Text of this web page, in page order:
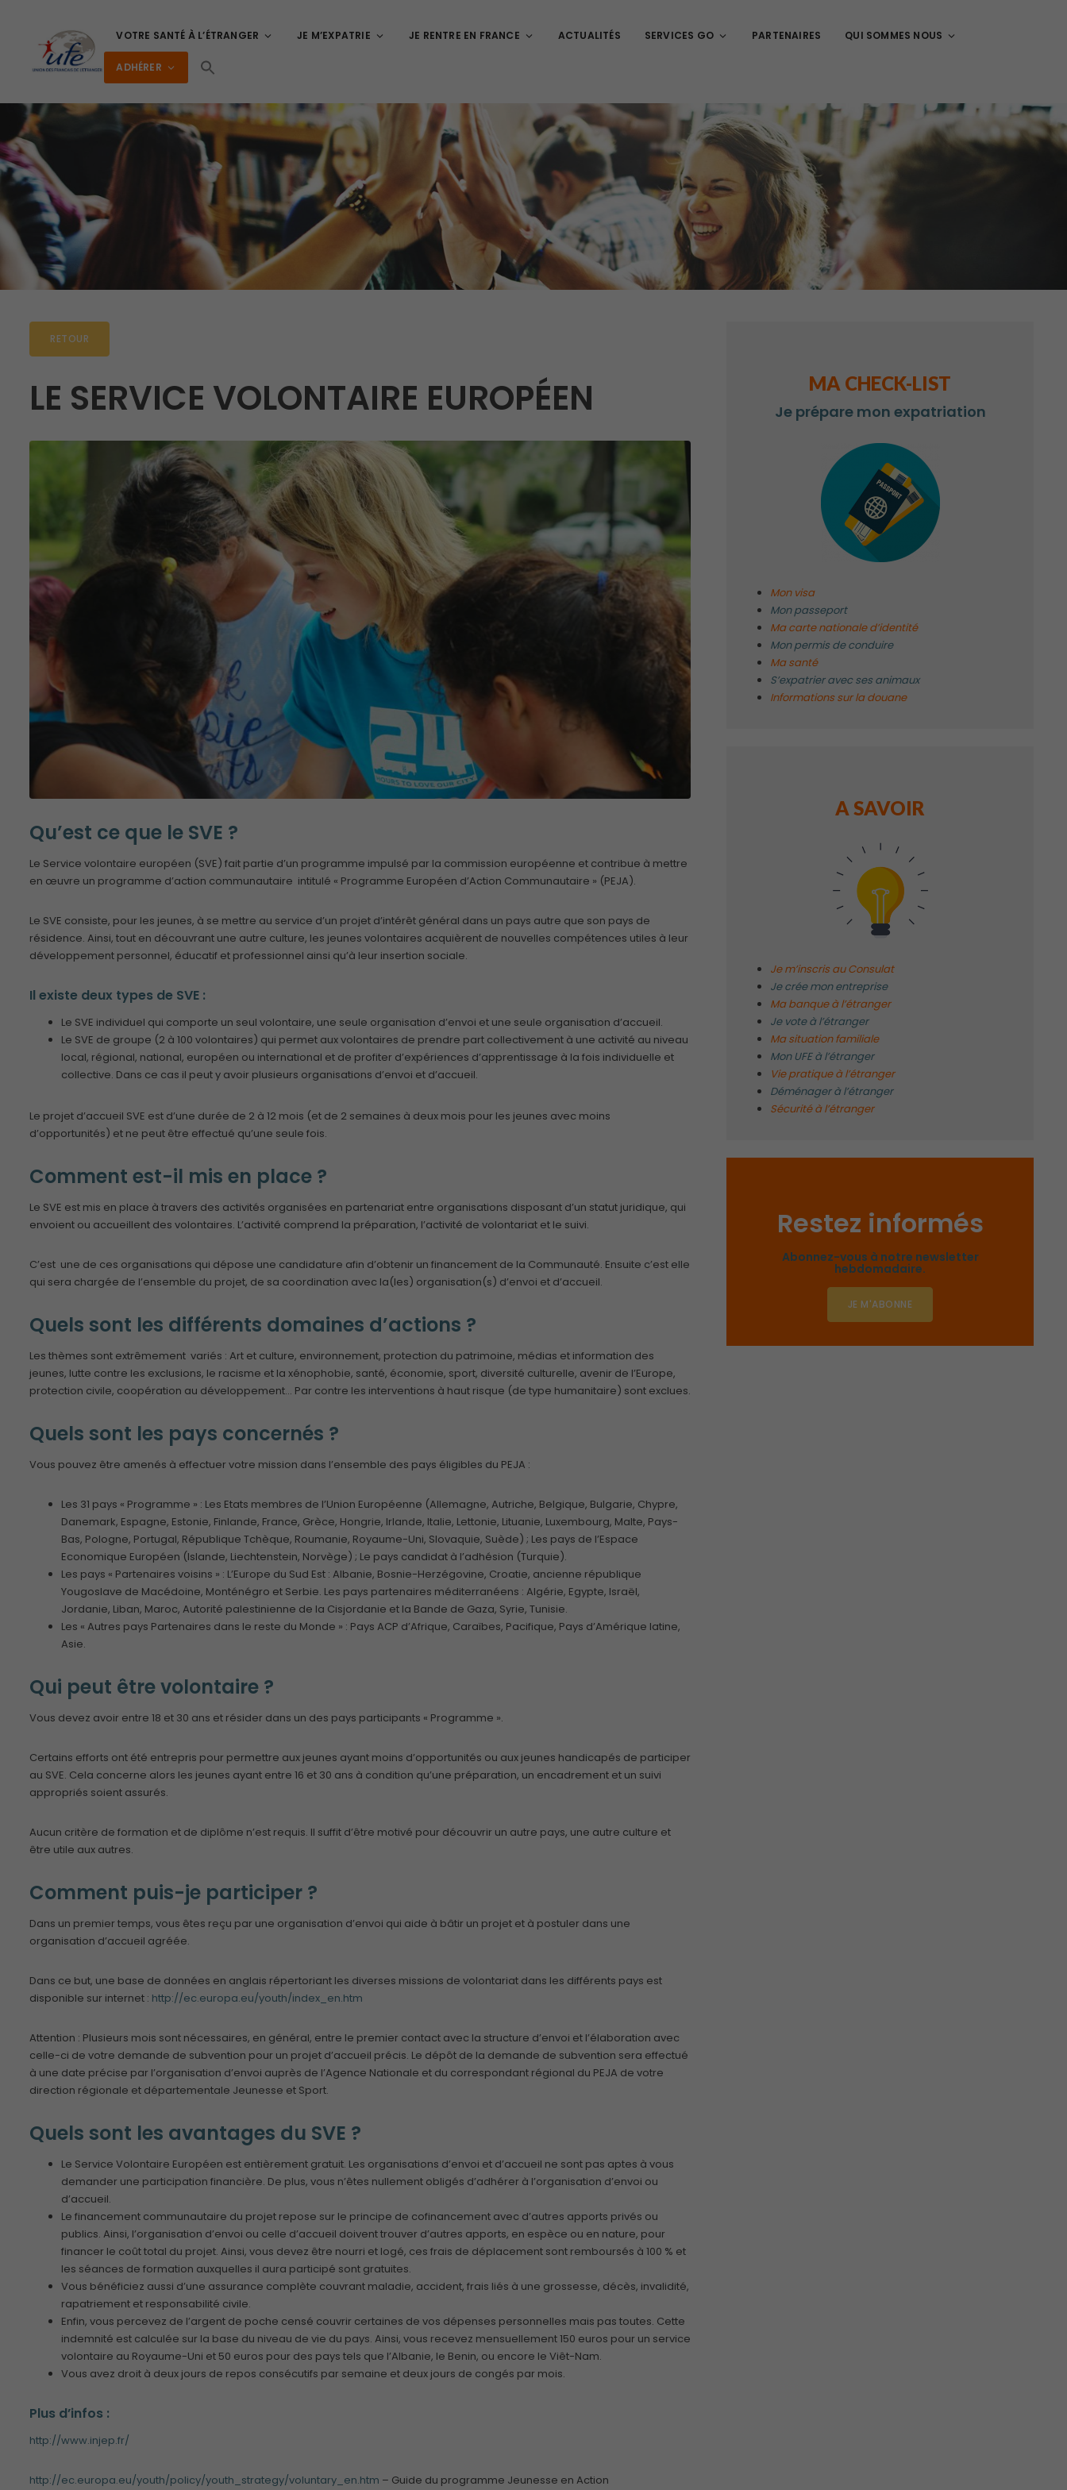
VOTRE SANTÉ À L’ÉTRANGER JE M’EXPATRIE JE RENTRE EN FRANCE ACTUALITÉS SERVICES GO PARTENAIRES QUI SOMMES NOUS
ADHÉRER
RETOUR
LE SERVICE VOLONTAIRE EUROPÉEN
Qu’est ce que le SVE ?
Le Service volontaire européen (SVE) fait partie d’un programme impulsé par la commission européenne et contribue à mettre
en œuvre un programme d’action communautaire intitulé « Programme Européen d’Action Communautaire » (PEJA).
Le SVE consiste, pour les jeunes, à se mettre au service d’un projet d’intérêt général dans un pays autre que son pays de
résidence. Ainsi, tout en découvrant une autre culture, les jeunes volontaires acquièrent de nouvelles compétences utiles à leur
développement personnel, éducatif et professionnel ainsi qu’à leur insertion sociale.
Il existe deux types de SVE :
Le SVE individuel qui comporte un seul volontaire, une seule organisation d’envoi et une seule organisation d’accueil.
Le SVE de groupe (2 à 100 volontaires) qui permet aux volontaires de prendre part collectivement à une activité au niveau
local, régional, national, européen ou international et de profiter d’expériences d’apprentissage à la fois individuelle et
collective. Dans ce cas il peut y avoir plusieurs organisations d’envoi et d’accueil.
Le projet d’accueil SVE est d’une durée de 2 à 12 mois (et de 2 semaines à deux mois pour les jeunes avec moins
d’opportunités) et ne peut être effectué qu’une seule fois.
Comment est-il mis en place ?
Le SVE est mis en place à travers des activités organisées en partenariat entre organisations disposant d’un statut juridique, qui
envoient ou accueillent des volontaires. L’activité comprend la préparation, l’activité de volontariat et le suivi.
C’est une de ces organisations qui dépose une candidature afin d’obtenir un financement de la Communauté. Ensuite c’est elle
qui sera chargée de l’ensemble du projet, de sa coordination avec la(les) organisation(s) d’envoi et d’accueil.
Quels sont les différents domaines d’actions ?
Les thèmes sont extrêmement variés : Art et culture, environnement, protection du patrimoine, médias et information des
jeunes, lutte contre les exclusions, le racisme et la xénophobie, santé, économie, sport, diversité culturelle, avenir de l’Europe,
protection civile, coopération au développement… Par contre les interventions à haut risque (de type humanitaire) sont exclues.
Quels sont les pays concernés ?
Vous pouvez être amenés à effectuer votre mission dans l’ensemble des pays éligibles du PEJA :
Les 31 pays « Programme » : Les Etats membres de l’Union Européenne (Allemagne, Autriche, Belgique, Bulgarie, Chypre,
Danemark, Espagne, Estonie, Finlande, France, Grèce, Hongrie, Irlande, Italie, Lettonie, Lituanie, Luxembourg, Malte, Pays-
Bas, Pologne, Portugal, République Tchèque, Roumanie, Royaume-Uni, Slovaquie, Suède) ; Les pays de l’Espace
Economique Européen (Islande, Liechtenstein, Norvège) ; Le pays candidat à l’adhésion (Turquie).
Les pays « Partenaires voisins » : L’Europe du Sud Est : Albanie, Bosnie-Herzégovine, Croatie, ancienne république
Yougoslave de Macédoine, Monténégro et Serbie. Les pays partenaires méditerranéens : Algérie, Egypte, Israël,
Jordanie, Liban, Maroc, Autorité palestinienne de la Cisjordanie et la Bande de Gaza, Syrie, Tunisie.
Les « Autres pays Partenaires dans le reste du Monde » : Pays ACP d’Afrique, Caraïbes, Pacifique, Pays d’Amérique latine,
Asie.
Qui peut être volontaire ?
Vous devez avoir entre 18 et 30 ans et résider dans un des pays participants « Programme ».
Certains efforts ont été entrepris pour permettre aux jeunes ayant moins d’opportunités ou aux jeunes handicapés de participer
au SVE. Cela concerne alors les jeunes ayant entre 16 et 30 ans à condition qu’une préparation, un encadrement et un suivi
appropriés soient assurés.
Aucun critère de formation et de diplôme n’est requis. Il suffit d’être motivé pour découvrir un autre pays, une autre culture et
être utile aux autres.
Comment puis-je participer ?
Dans un premier temps, vous êtes reçu par une organisation d’envoi qui aide à bâtir un projet et à postuler dans une
organisation d’accueil agréée.
Dans ce but, une base de données en anglais répertoriant les diverses missions de volontariat dans les différents pays est
disponible sur internet : http://ec.europa.eu/youth/index_en.htm
Attention : Plusieurs mois sont nécessaires, en général, entre le premier contact avec la structure d’envoi et l’élaboration avec
celle-ci de votre demande de subvention pour un projet d’accueil précis. Le dépôt de la demande de subvention sera effectué
à une date précise par l’organisation d’envoi auprès de l’Agence Nationale et du correspondant régional du PEJA de votre
direction régionale et départementale Jeunesse et Sport.
Quels sont les avantages du SVE ?
Le Service Volontaire Européen est entièrement gratuit. Les organisations d’envoi et d’accueil ne sont pas aptes à vous
demander une participation financière. De plus, vous n’êtes nullement obligés d’adhérer à l’organisation d’envoi ou
d’accueil.
Le financement communautaire du projet repose sur le principe de cofinancement avec d’autres apports privés ou
publics. Ainsi, l’organisation d’envoi ou celle d’accueil doivent trouver d’autres apports, en espèce ou en nature, pour
financer le coût total du projet. Ainsi, vous devez être nourri et logé, ces frais de déplacement sont remboursés à 100 % et
les séances de formation auxquelles il aura participé sont gratuites.
Vous bénéficiez aussi d’une assurance complète couvrant maladie, accident, frais liés à une grossesse, décès, invalidité,
rapatriement et responsabilité civile.
Enfin, vous percevez de l’argent de poche censé couvrir certaines de vos dépenses personnelles mais pas toutes. Cette
indemnité est calculée sur la base du niveau de vie du pays. Ainsi, vous recevez mensuellement 150 euros pour un service
volontaire au Royaume-Uni et 50 euros pour des pays tels que l’Albanie, le Benin, ou encore le Viêt-Nam.
Vous avez droit à deux jours de repos consécutifs par semaine et deux jours de congés par mois.
Plus d’infos :
http://www.injep.fr/
http://ec.europa.eu/youth/policy/youth_strategy/voluntary_en.htm – Guide du programme Jeunesse en Action
MA CHECK-LIST
Je prépare mon expatriation
Mon visa
Mon passeport
Ma carte nationale d’identité
Mon permis de conduire
Ma santé
S’expatrier avec ses animaux
Informations sur la douane
A SAVOIR
Je m’inscris au Consulat
Je crée mon entreprise
Ma banque à l’étranger
Je vote à l’étranger
Ma situation familiale
Mon UFE à l’étranger
Vie pratique à l’étranger
Déménager à l’étranger
Sécurité à l’étranger
Restez informés
Abonnez-vous à notre newsletter
hebdomadaire.
JE M'ABONNE
Ces cookies ne
optionnels et
sont
nécessaires au
sont utilisés